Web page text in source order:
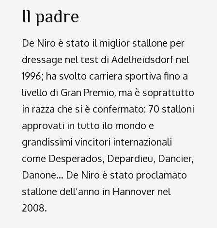
Il padre
De Niro è stato il miglior stallone per
dressage nel test di Adelheidsdorf nel
1996; ha svolto carriera sportiva fino a
livello di Gran Premio, ma è soprattutto
in razza che si è confermato: 70 stalloni
approvati in tutto ilo mondo e
grandissimi vincitori internazionali
come Desperados, Depardieu, Dancier,
Danone… De Niro è stato proclamato
stallone dell’anno in Hannover nel
2008.